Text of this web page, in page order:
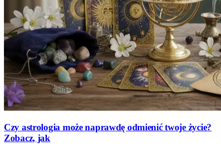
Czy astrologia może naprawdę odmienić twoje życie?
Zobacz, jak